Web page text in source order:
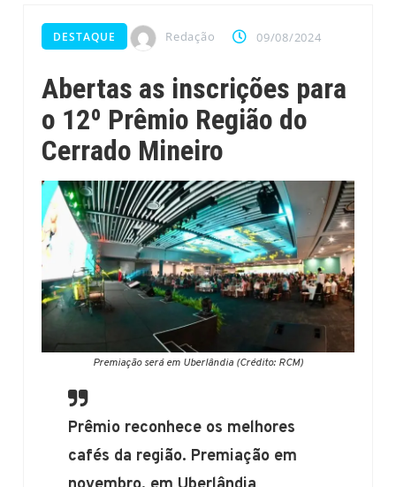
DESTAQUE Redação 09/08/2024
Abertas as inscrições para
o 12º Prêmio Região do
Cerrado Mineiro
Premiação será em Uberlândia (Crédito: RCM)
Prêmio reconhece os melhores
cafés da região. Premiação em